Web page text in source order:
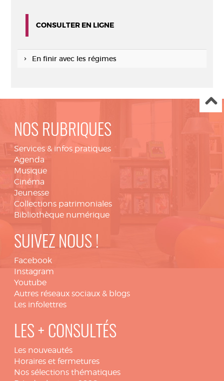
CONSULTER EN LIGNE
En finir avec les régimes
NOS RUBRIQUES
Services & infos pratiques
Agenda
Musique
Cinéma
Jeunesse
Collections patrimoniales
Bibliothèque numérique
SUIVEZ NOUS !
Facebook
Instagram
Youtube
Autres réseaux sociaux & blogs
Les infolettres
LES + CONSULTÉS
Les nouveautés
Horaires et fermetures
Nos sélections thématiques